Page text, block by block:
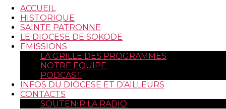
ACCUEIL
HISTORIQUE
SAINTE PATRONNE
LE DIOCESE DE SOKODE
EMISSIONS
LA GRILLE DES PROGRAMMES
NOTRE EQUIPE
PODCAST
INFOS DU DIOCESE ET D’AILLEURS
CONTACTS
SOUTENIR LA RADIO